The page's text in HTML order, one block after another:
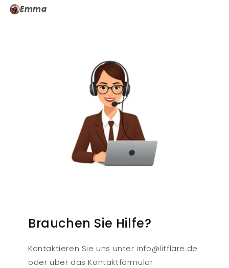
Emma
Brauchen Sie Hilfe?
Kontaktieren Sie uns unter info@litflare.de
oder über das Kontaktformular